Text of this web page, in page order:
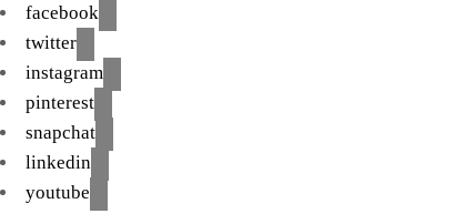
facebook
twitter
instagram
pinterest
snapchat
linkedin
youtube